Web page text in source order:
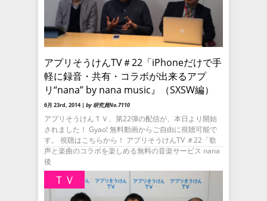
アプリそうけんTV＃22「iPhoneだけで手
軽に録音・共有・コラボが出来るアプ
リ“nana” by nana music』（SXSW編）
6月 23rd, 2014 | by 研究員No.7110
アプリそうけんＴＶ、第22弾の配信が、本日より開始
されました！ Gyao! 無料動画からご自由に視聴可能で
す。 視聴はこちらから！ アプリそうけんTV ＃22「歌
声と楽曲のコラボを楽しめる無料の音楽サービス nana
後
ＴＶ